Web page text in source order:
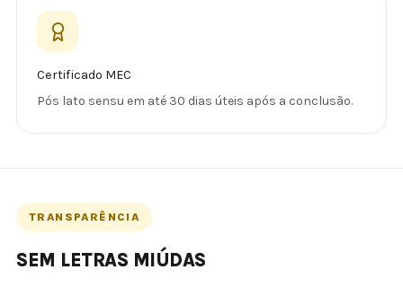
Certificado MEC
Pós lato sensu em até 30 dias úteis após a conclusão.
TRANSPARÊNCIA
SEM LETRAS MIÚDAS